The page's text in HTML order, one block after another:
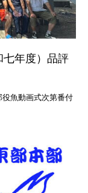
七年度）品評
魚動画式次第番付